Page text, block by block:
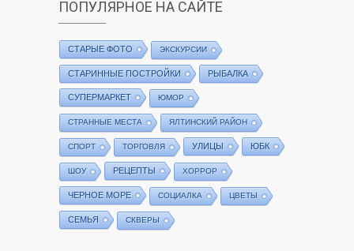
ПОПУЛЯРНОЕ НА САЙТЕ
СТАРЫЕ ФОТО ЭКСКУРСИИ
СТАРИННЫЕ ПОСТРОЙКИ РЫБАЛКА
СУПЕРМАРКЕТ ЮМОР
СТРАННЫЕ МЕСТА ЯЛТИНСКИЙ РАЙОН
СПОРТ ТОРГОВЛЯ УЛИЦЫ ЮБК
ШОУ РЕЦЕПТЫ ХОРРОР
ЧЕРНОЕ МОРЕ СОЦИАЛКА ЦВЕТЫ
СЕМЬЯ СКВЕРЫ